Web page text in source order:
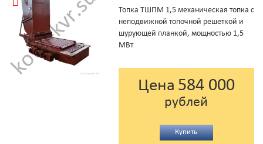
Топка ТШПМ 1,5 механическая топка с
неподвижной топочной решеткой и
шурующей планкой, мощностью 1,5
МВт
Цена 584 000
рублей
Купить